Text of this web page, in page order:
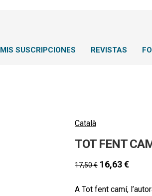
MIS SUSCRIPCIONES REVISTAS
Català
TOT FENT
17,50€ 16,63€
A Tot fent camí,